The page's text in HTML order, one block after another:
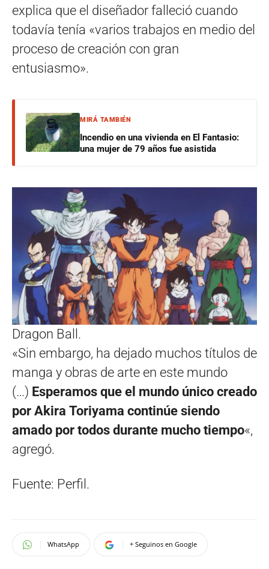
explica que el diseñador falleció cuando
todavía tenía «varios trabajos en medio del
proceso de creación con gran
entusiasmo».
MIRÁ TAMBIÉN
Incendio en una vivienda en El Fantasio:
una mujer de 79 años fue asistida
Dragon Ball.
«Sin embargo, ha dejado muchos títulos de
manga y obras de arte en este mundo
(…) Esperamos que el mundo único creado
por Akira Toriyama continúe siendo
amado por todos durante mucho tiempo«,
agregó.
Fuente: Perfil.
WhatsApp + Seguinos en Google